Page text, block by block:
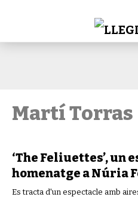
Martí Torras
‘The Feliuettes’, un
homenatge a Núria
Es tracta d'un espectacle amb